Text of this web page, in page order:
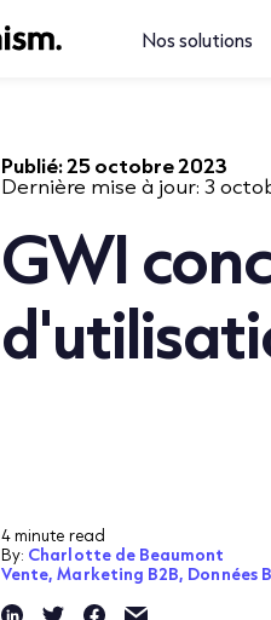
Nos solutions
Publié:25 octobre 2023
Dernière mise à jour: 3
GWI
4 minute read
By: Charlotte de Beaumont
Vente,Marketing B2B, Données